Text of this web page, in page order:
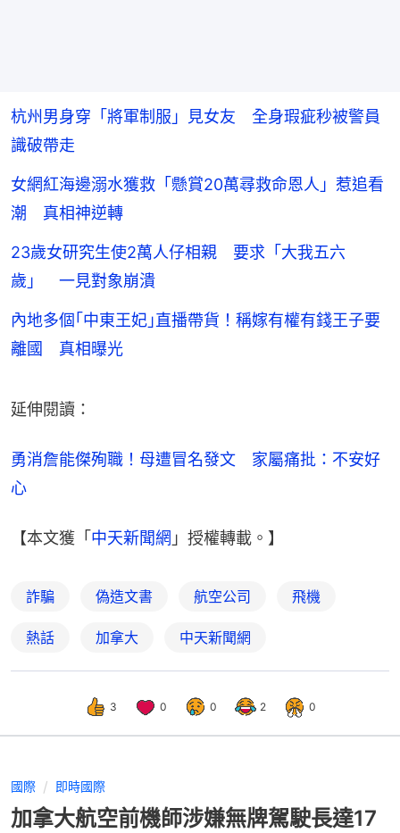
杭州男身穿「將軍制服」見女友 全身瑕疵秒被警員
識破帶走
女網紅海邊溺水獲救「懸賞20萬尋救命恩人」惹追看
潮 真相神逆轉
23歲女研究生使2萬人仔相親 要求「大我五六
歲」 一見對象崩潰
內地多個｢中東王妃｣直播帶貨！稱嫁有權有錢王子要
離國 真相曝光
延伸閱讀：
勇消詹能傑殉職！母遭冒名發文　家屬痛批：不安好
心
【本文獲「 中天新聞網 」授權轉載。】
詐騙 偽造文書 航空公司 飛機
熱話 加拿大 中天新聞網
3 0 0 2 0
國際 即時國際
加拿大航空前機師涉嫌無牌駕駛長達17